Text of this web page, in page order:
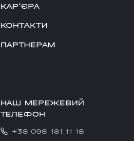
КАРʼЄРА
КОНТАКТИ
ПАРТНЕРАМ
НАШ МЕРЕЖЕВИЙ
ТЕЛЕФОН
+38 098 181 11 18